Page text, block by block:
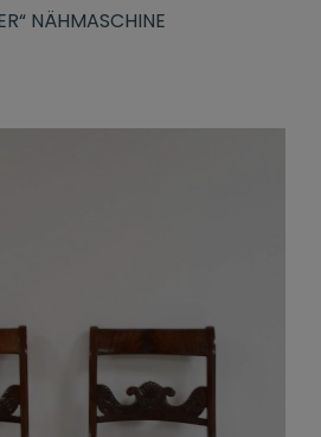
NÄHMASCHINE